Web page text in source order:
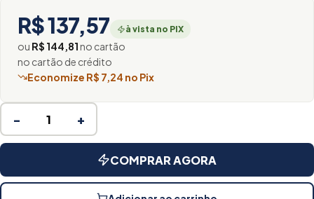
R$ 137,57 à vista no PIX
ou R$ 144,81no cartão
no cartão de crédito
Economize R$ 7,24 no Pix
− +
COMPRAR AGORA